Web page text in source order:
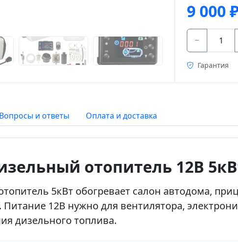
9 000
Гарантия
Вопросы и ответы Оплата и доставка
отопитель 12В
5кВт обогревает салон автодома,
Питание 12В нужно для вентилятора,
дизельного топлива.